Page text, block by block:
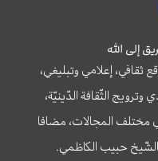
إلى الله
ثقافي، إعلامي وتبليغي،
الثّقافة الدّينيّة،
المجالات، مضافا
حبيب الكاظمي.